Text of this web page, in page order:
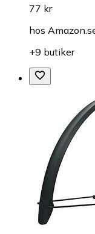
77 kr
hos
+9 butiker